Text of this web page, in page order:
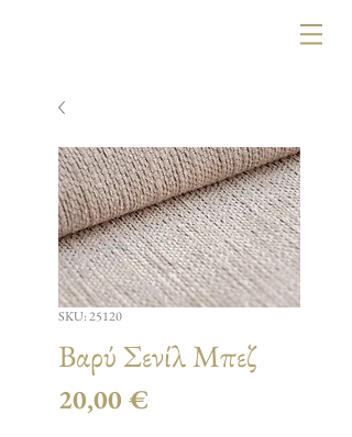
SKU: 25120
Βαρύ Σενίλ Μπεζ
20,00 €